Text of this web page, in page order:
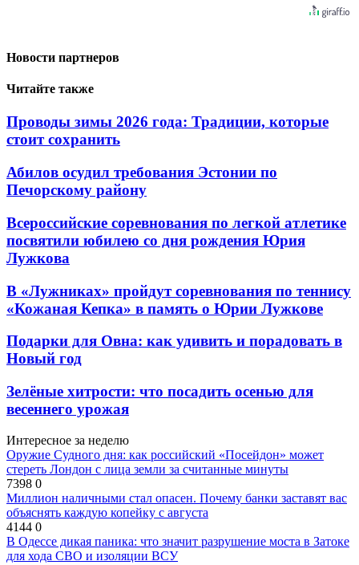
Новости партнеров
Читайте также
Проводы зимы 2026 года: Традиции, которые
стоит сохранить
Абилов осудил требования Эстонии по
Печорскому району
Всероссийские соревнования по легкой атлетике
посвятили юбилею со дня рождения Юрия
Лужкова
В «Лужниках» пройдут соревнования по теннису
«Кожаная Кепка» в память о Юрии Лужкове
Подарки для Овна: как удивить и порадовать в
Новый год
Зелёные хитрости: что посадить осенью для
весеннего урожая
Интересное за неделю
Оружие Судного дня: как российский «Посейдон» может
стереть Лондон с лица земли за считанные минуты
7398 0
Миллион наличными стал опасен. Почему банки заставят вас
объяснять каждую копейку с августа
4144 0
В Одессе дикая паника: что значит разрушение моста в Затоке
для хода СВО и изоляции ВСУ